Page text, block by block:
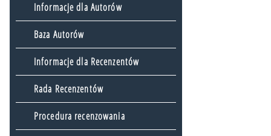
Informacje dla Autorów
Baza Autorów
Informacje dla Recenzentów
Rada Recenzentów
Procedura recenzowania